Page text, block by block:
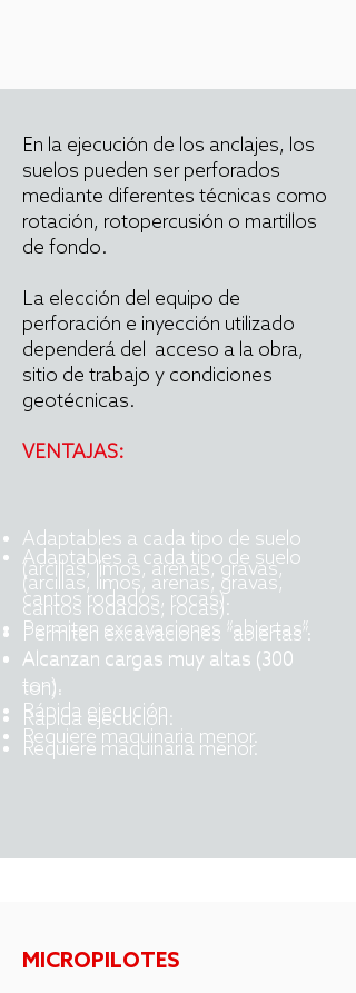
En la ejecución de los anclajes, los
suelos pueden ser perforados
mediante diferentes técnicas como
rotación, rotopercusión o martillos
de fondo.
La elección del equipo de
perforación e inyección utilizado
dependerá del acceso a la obra,
sitio de trabajo y condiciones
geotécnicas.
VENTAJAS:
Adaptables a cada tipo de suelo
(arcillas, limos, arenas, gravas,
cantos rodados, rocas).
Permiten excavaciones “abiertas”.
Alcanzan cargas muy altas (300
ton).
Rápida ejecución.
Requiere maquinaria menor.
Adaptables a cada tipo de suelo
(arcillas, limos, arenas, gravas,
cantos rodados, rocas).
Permiten excavaciones “abiertas”.
Alcanzan cargas muy altas (300
ton).
Rápida ejecución.
Requiere maquinaria menor.
MICROPILOTES